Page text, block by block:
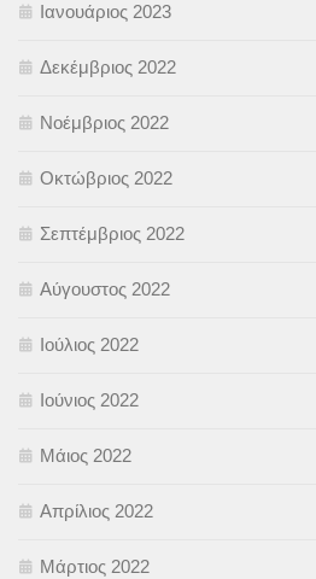
Ιανουάριος 2023
Δεκέμβριος 2022
Νοέμβριος 2022
Οκτώβριος 2022
Σεπτέμβριος 2022
Αύγουστος 2022
Ιούλιος 2022
Ιούνιος 2022
Μάιος 2022
Απρίλιος 2022
Μάρτιος 2022